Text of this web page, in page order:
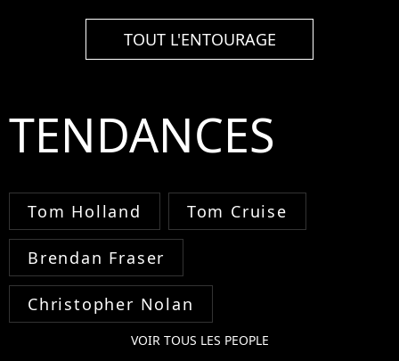
TOUT L'ENTOURAGE
TENDANCES
Tom Holland Tom Cruise
Brendan Fraser
Christopher Nolan
VOIR TOUS LES PEOPLE